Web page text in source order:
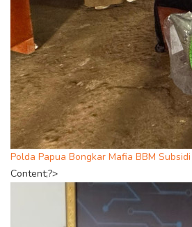
Polda Papua Bongkar Mafia BBM
Content;?>